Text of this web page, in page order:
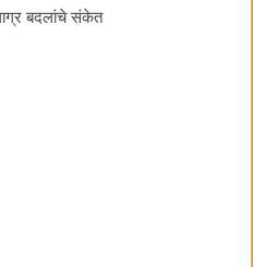
बदलांचे संकेत